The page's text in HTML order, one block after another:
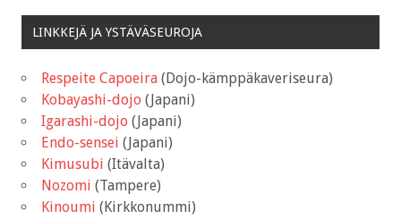
LINKKEJÄ JA YSTÄVÄSEUROJA
Respeite Capoeira (Dojo-kämppäkaveriseura)
Kobayashi-dojo (Japani)
Igarashi-dojo (Japani)
Endo-sensei (Japani)
Kimusubi (Itävalta)
Nozomi (Tampere)
Kinoumi (Kirkkonummi)